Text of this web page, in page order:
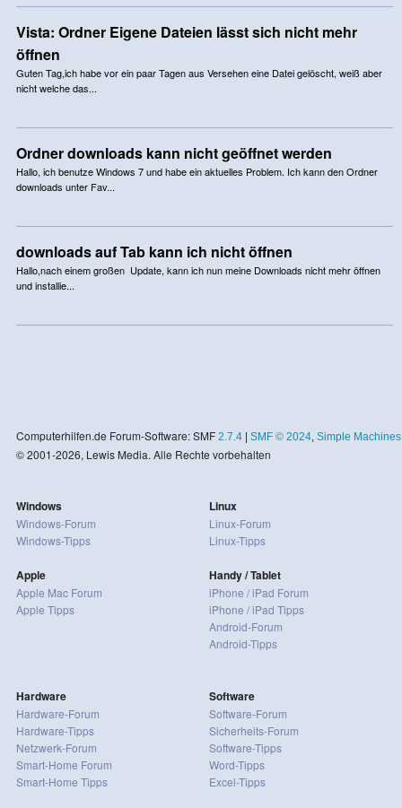
Vista: Ordner Eigene Dateien lässt sich nicht mehr
öffnen
Guten Tag,ich habe vor ein paar Tagen aus Versehen eine Datei gelöscht, weiß aber
nicht welche das...
Ordner downloads kann nicht geöffnet werden
Hallo, ich benutze Windows 7 und habe ein aktuelles Problem. Ich kann den Ordner
downloads unter Fav...
downloads auf Tab kann ich nicht öffnen
Hallo,nach einem großen Update, kann ich nun meine Downloads nicht mehr öffnen
und installie...
Computerhilfen.de Forum-Software: SMF 2.7.4| SMF © 2024, Simple Machines
© 2001-2026, Lewis Media. Alle Rechte vorbehalten
Windows
Windows-Forum
Windows-Tipps
Apple
Apple Mac Forum
Apple Tipps
Linux
Linux-Forum
Linux-Tipps
Handy / Tablet
iPhone / iPad Forum
iPhone / iPad Tipps
Android-Forum
Android-Tipps
Hardware
Hardware-Forum
Hardware-Tipps
Netzwerk-Forum
Smart-Home Forum
Smart-Home Tipps
Software
Software-Forum
Sicherheits-Forum
Software-Tipps
Word-Tipps
Excel-Tipps